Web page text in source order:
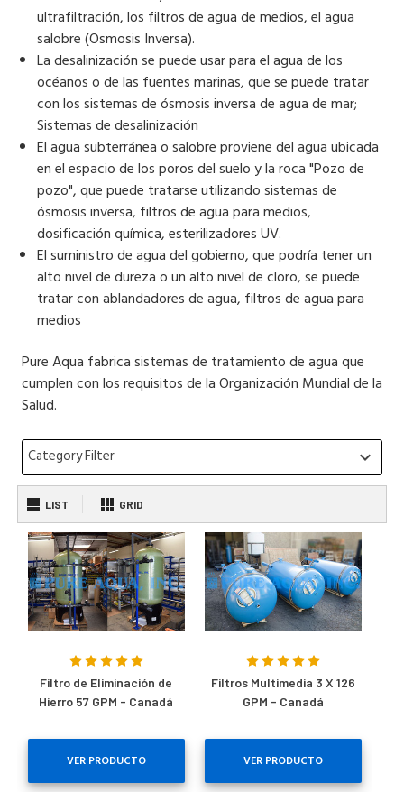
ultrafiltración, los filtros de agua de medios, el agua
salobre (Osmosis Inversa).
La desalinización se puede usar para el agua de los
océanos o de las fuentes marinas, que se puede tratar
con los sistemas de ósmosis inversa de agua de mar;
Sistemas de desalinización
El agua subterránea o salobre proviene del agua ubicada
en el espacio de los poros del suelo y la roca "Pozo de
pozo", que puede tratarse utilizando sistemas de
ósmosis inversa, filtros de agua para medios,
dosificación química, esterilizadores UV.
El suministro de agua del gobierno, que podría tener un
alto nivel de dureza o un alto nivel de cloro, se puede
tratar con ablandadores de agua, filtros de agua para
medios
Pure Aqua fabrica sistemas de tratamiento de agua que
cumplen con los requisitos de la Organización Mundial de la
Salud.
Category Filter keyboard_arrow_down
LIST GRID
Filtro de Eliminación de
Hierro 57 GPM - Canadá
VER PRODUCTO
Filtros Multimedia 3 X 126
GPM - Canadá
VER PRODUCTO